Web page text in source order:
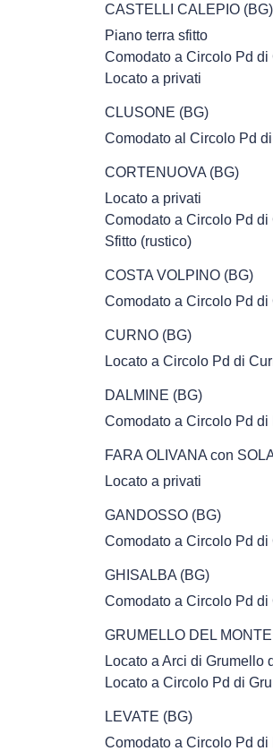
CASTELLI CALEPIO (BG)
Piano terra sfitto
Comodato a Circolo Pd
Locato a privati
CLUSONE (BG)
Comodato al Circolo Pd
CORTENUOVA (BG)
Locato a privati
Comodato a Circolo Pd di
Sfitto (rustico)
COSTA VOLPINO (BG)
Comodato a Circolo Pd di
CURNO (BG)
Locato a Circolo Pd di
DALMINE (BG)
Comodato a Circolo Pd di
FARA OLIVANA con
Locato a privati
GANDOSSO (BG)
Comodato a Circolo Pd di
GHISALBA (BG)
Comodato a Circolo Pd di
GRUMELLO DEL
Locato a Arci di Grumello
Locato a Circolo Pd di
LEVATE (BG)
Comodato a Circolo Pd di